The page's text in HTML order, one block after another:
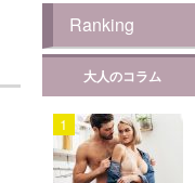
Ranking
大人のコラム